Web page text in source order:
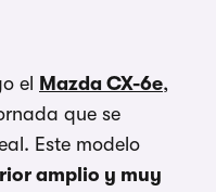
el Mazda CX-6e,
que se
Este modelo
amplio y muy